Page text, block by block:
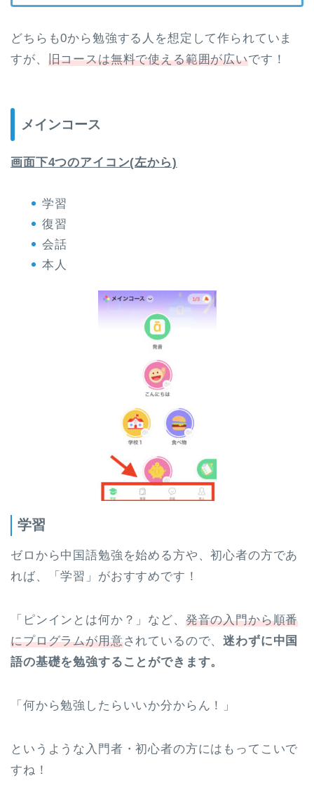
どちらも0から勉強する人を想定して作られていま
すが、 旧コースは無料で使える範囲が広いです！
メインコース
画面下4つのアイコン(左から)
学習
復習
会話
本人
学習
ゼロから中国語勉強を始める方や、初心者の方であ
れば、「学習」がおすすめです！
「ピンインとは何か？」など、 発音の入門から順番
にプログラムが用意されているので、迷わずに中国
語の基礎を勉強することができます。
「何から勉強したらいいか分からん！」
というような入門者・初心者の方にはもってこいで
すね！